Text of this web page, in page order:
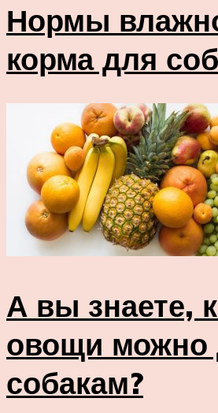
Нормы
корма для
А вы знаете,
овощи можно
собакам?